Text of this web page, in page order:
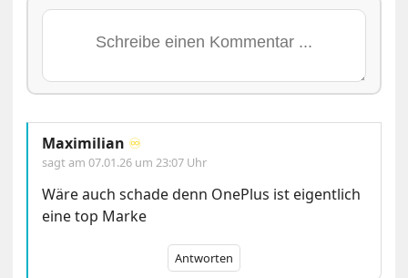
Maximilian ♾️
sagt am07.01.26 um 23:07 Uhr
Wäre auch schade denn OnePlus ist eigentlich
eine top Marke
Antworten